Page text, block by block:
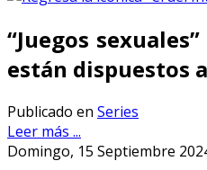
“Juegos
están dispuestos
Publicado en Series
Leer más ...
Domingo, 15 Septiembre